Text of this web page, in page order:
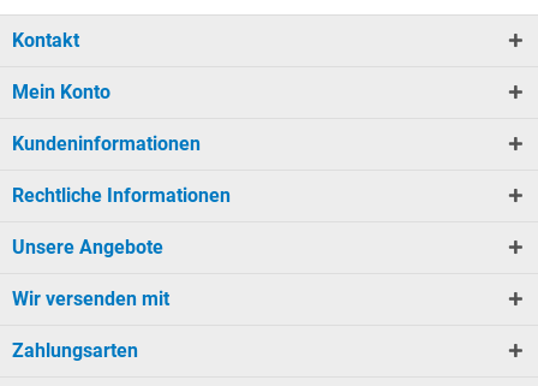
Kontakt
Mein Konto
Kundeninformationen
Rechtliche Informationen
Unsere Angebote
Wir versenden mit
Zahlungsarten